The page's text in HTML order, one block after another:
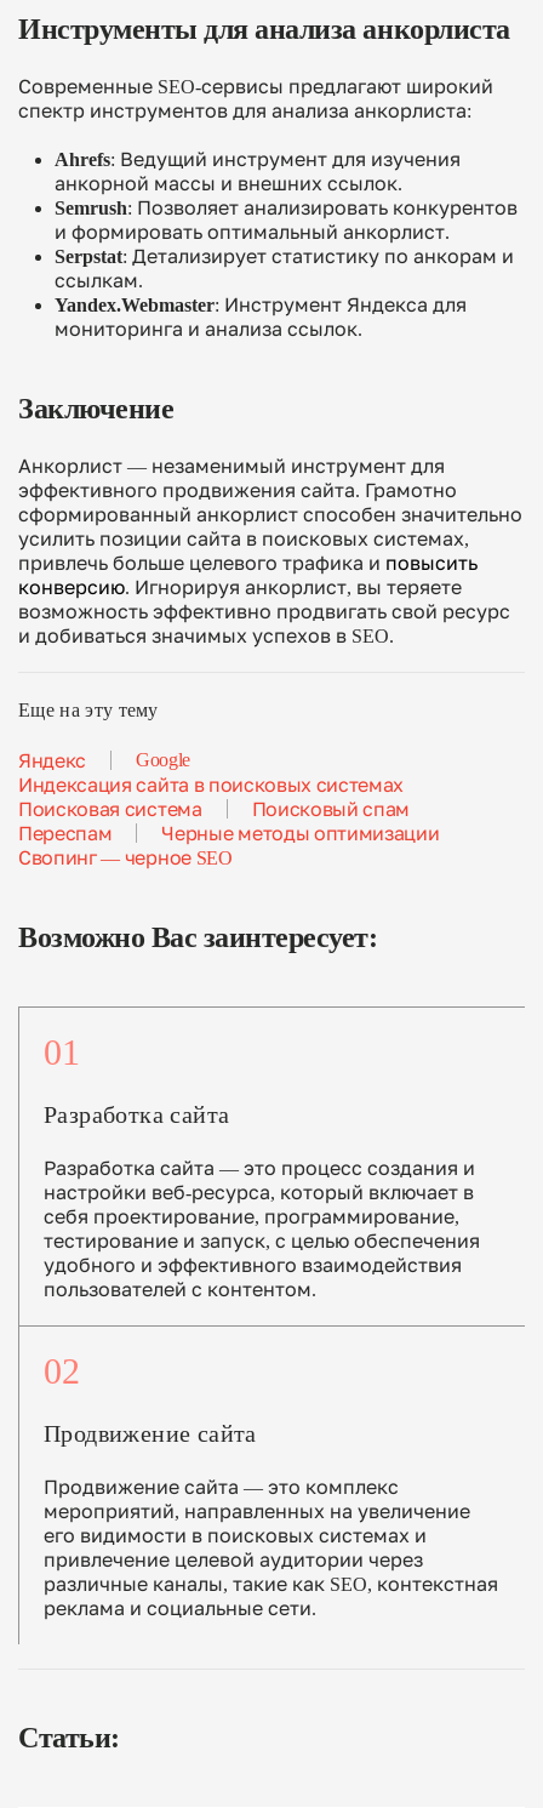
Инструменты для анализа анкорлиста
Современные SEO-сервисы предлагают широкий
спектр инструментов для анализа анкорлиста:
Ahrefs: Ведущий инструмент для изучения
анкорной массы и внешних ссылок.
Semrush: Позволяет анализировать конкурентов
и формировать оптимальный анкорлист.
Serpstat: Детализирует статистику по анкорам и
ссылкам.
Yandex.Webmaster: Инструмент Яндекса для
мониторинга и анализа ссылок.
Заключение
Анкорлист — незаменимый инструмент для
эффективного продвижения сайта. Грамотно
сформированный анкорлист способен значительно
усилить позиции сайта в поисковых системах,
привлечь больше целевого трафика и повысить
конверсию. Игнорируя анкорлист, вы теряете
возможность эффективно продвигать свой ресурс
и добиваться значимых успехов в SEO.
Еще на эту тему
Яндекс
Google
Индексация сайта в поисковых системах
Поисковая система
Поисковый спам
Переспам
Черные методы оптимизации
Свопинг — черное SEO
Возможно Вас заинтересует:
01
Разработка сайта
Разработка сайта — это процесс создания и
настройки веб-ресурса, который включает в
себя проектирование, программирование,
тестирование и запуск, с целью обеспечения
удобного и эффективного взаимодействия
пользователей с контентом.
02
Продвижение сайта
Продвижение сайта — это комплекс
мероприятий, направленных на увеличение
его видимости в поисковых системах и
привлечение целевой аудитории через
различные каналы, такие как SEO, контекстная
реклама и социальные сети.
Статьи: